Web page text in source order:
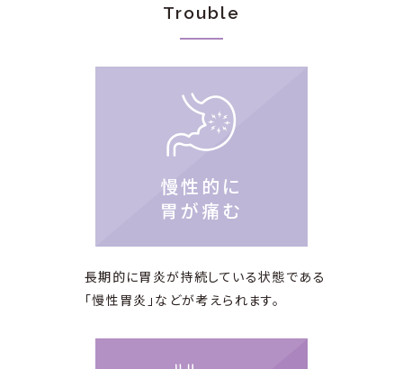
Trouble
慢性的に
胃が痛む
長期的に胃炎が持続している状態である
「慢性胃炎」などが考えられます。